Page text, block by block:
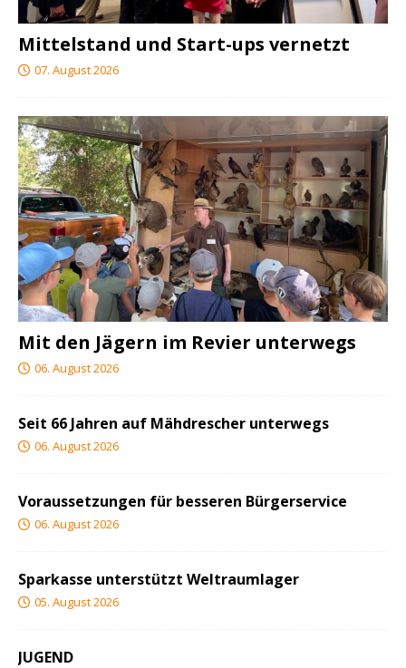
Mittelstand und Start-ups vernetzt
07. August 2026
Mit den Jägern im Revier unterwegs
06. August 2026
Seit 66 Jahren auf Mähdrescher unterwegs
06. August 2026
Voraussetzungen für besseren Bürgerservice
06. August 2026
Sparkasse unterstützt Weltraumlager
05. August 2026
JUGEND